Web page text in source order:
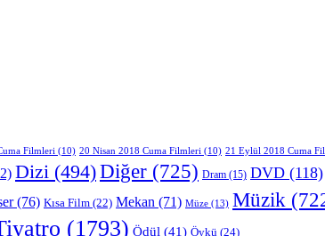
Filmleri (10) 20 Nisan 2018 Cuma Filmleri (10) 21 Eylül 2018 Cuma
Dizi (494)Diğer (725) Dram (15) DVD (118)
(76) Kısa Film (22) Mekan (71) Müze (13) Müzik
(1793) Ödül (41) Öykü (24)